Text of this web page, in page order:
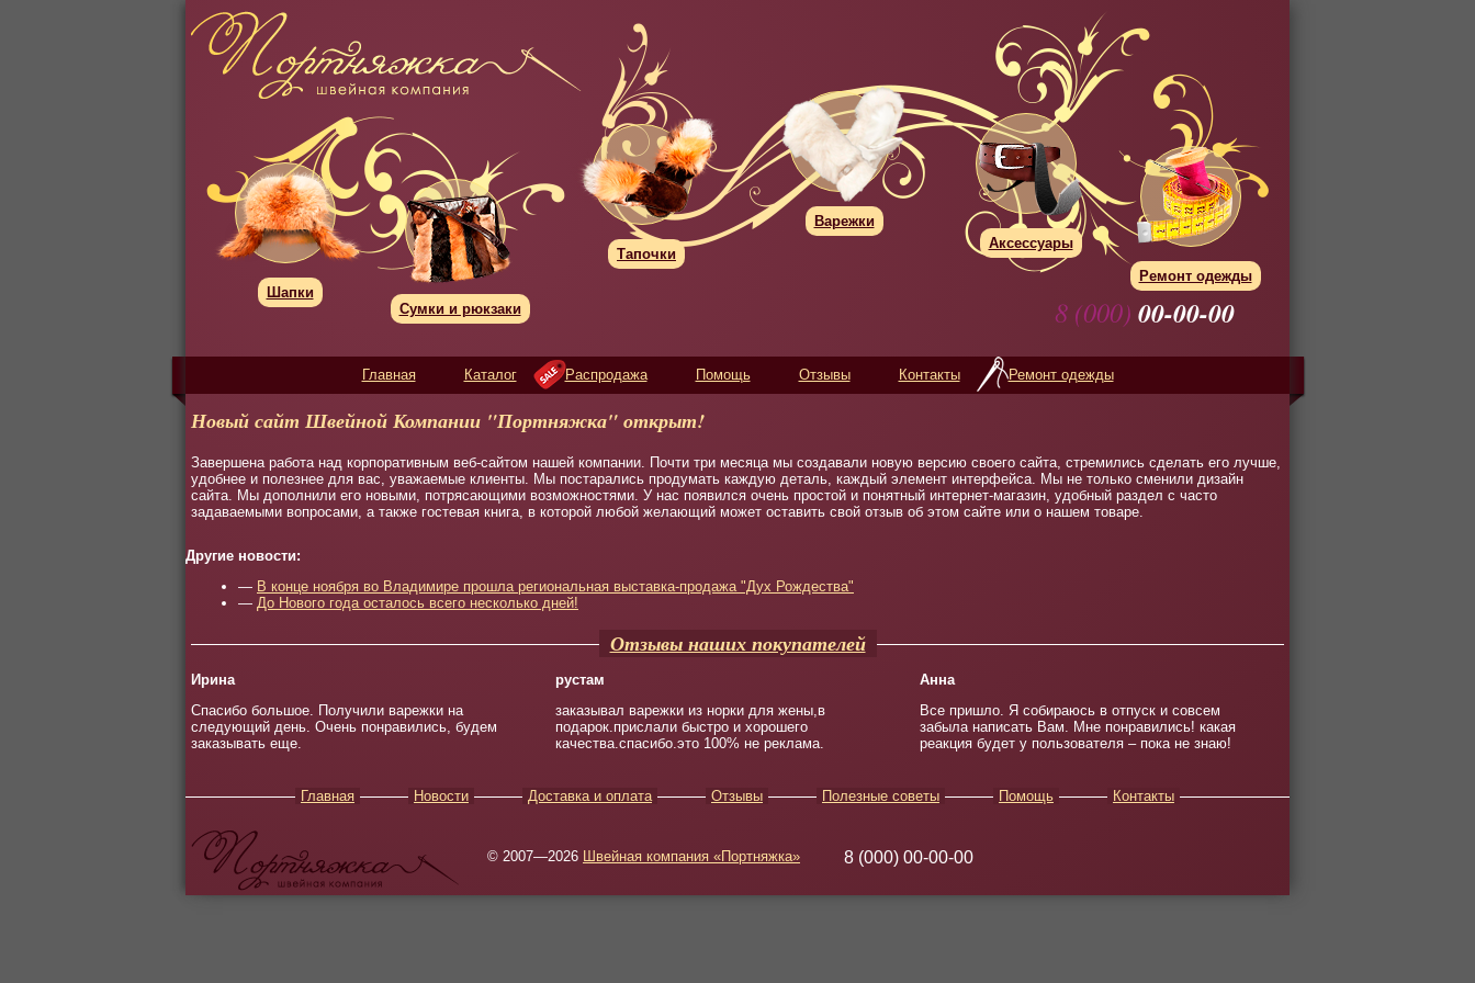
Шапки
Сумки и рюкзаки
Тапочки
Варежки
Аксессуары
Ремонт одежды
8 (000) 00-00-00
Главная Каталог Распродажа Помощь Отзывы Контакты Ремонт одежды
Новый сайт Швейной Компании "Портняжка" открыт!
Завершена работа над корпоративным веб-сайтом нашей компании. Почти три месяца мы создавали новую версию своего сайта, стремились сделать его лучше,
удобнее и полезнее для вас, уважаемые клиенты. Мы постарались продумать каждую деталь, каждый элемент интерфейса. Мы не только сменили дизайн
сайта. Мы дополнили его новыми, потрясающими возможностями. У нас появился очень простой и понятный интернет-магазин, удобный раздел с часто
задаваемыми вопросами, а также гостевая книга, в которой любой желающий может оставить свой отзыв об этом сайте или о нашем товаре.
Другие новости:
— В конце ноября во Владимире прошла региональная выставка-продажа "Дух Рождества"
— До Нового года осталось всего несколько дней!
Отзывы наших покупателей
Ирина
Спасибо большое. Получили варежки на
следующий день. Очень понравились, будем
заказывать еще.
рустам
заказывал варежки из норки для жены,в
подарок.прислали быстро и хорошего
качества.спасибо.это 100% не реклама.
Анна
Все пришло. Я собираюсь в отпуск и совсем
забыла написать Вам. Мне понравились! какая
реакция будет у пользователя – пока не знаю!
Главная Новости Доставка и оплата Отзывы Полезные советы Помощь Контакты
© 2007—2026 Швейная компания «Портняжка» 8 (000) 00-00-00